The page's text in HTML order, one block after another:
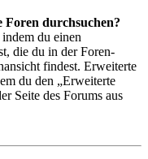
durchsuchen?
du einen
die du in der Foren-
findest. Erweiterte
du den „Erweiterte
Seite des Forums aus